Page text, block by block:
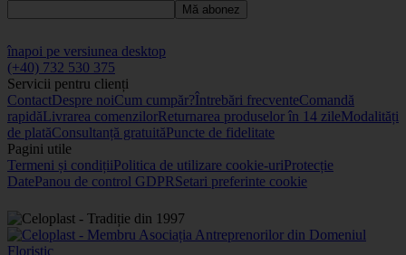
Mă abonez
înapoi pe versiunea desktop
(+40) 732 530 375
Servicii pentru clienți
ContactDespre noiCum cumpăr?Întrebări frecventeComandă
rapidăLivrarea comenzilorReturnarea produselor în 14 zileModalități
de platăConsultanță gratuităPuncte de fidelitate
Pagini utile
Termeni și condițiiPolitica de utilizare cookie-uriProtecție
DatePanou de control GDPRSetari preferinte cookie